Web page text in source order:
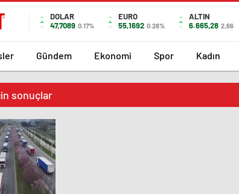
DOLAR
47,7089 0.17%
EURO
55,1692 0.28%
ALTIN
6.665,28 2,66
Gündem Ekonomi Spor Kadın
sonuçlar